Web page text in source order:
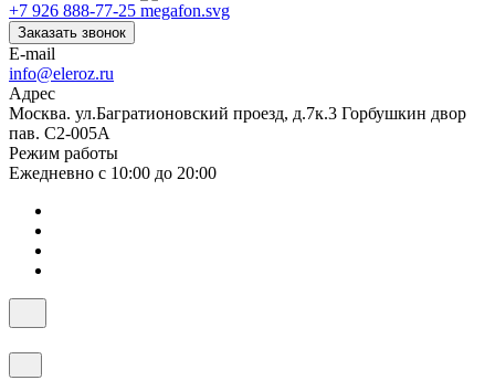
+7 926 888-77-25
Заказать звонок
E-mail
info@eleroz.ru
Адрес
Москва. ул.Багратионовский проезд, д.7к.3 Горбушкин двор
пав. C2-005A
Режим работы
Ежедневно с 10:00 до 20:00